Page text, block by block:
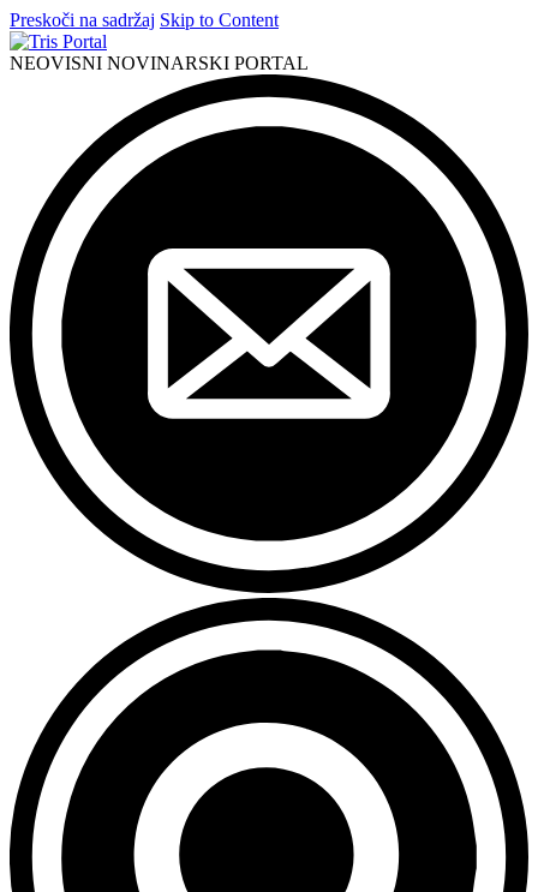
Preskoči na sadržaj Skip to Content
NEOVISNI NOVINARSKI PORTAL